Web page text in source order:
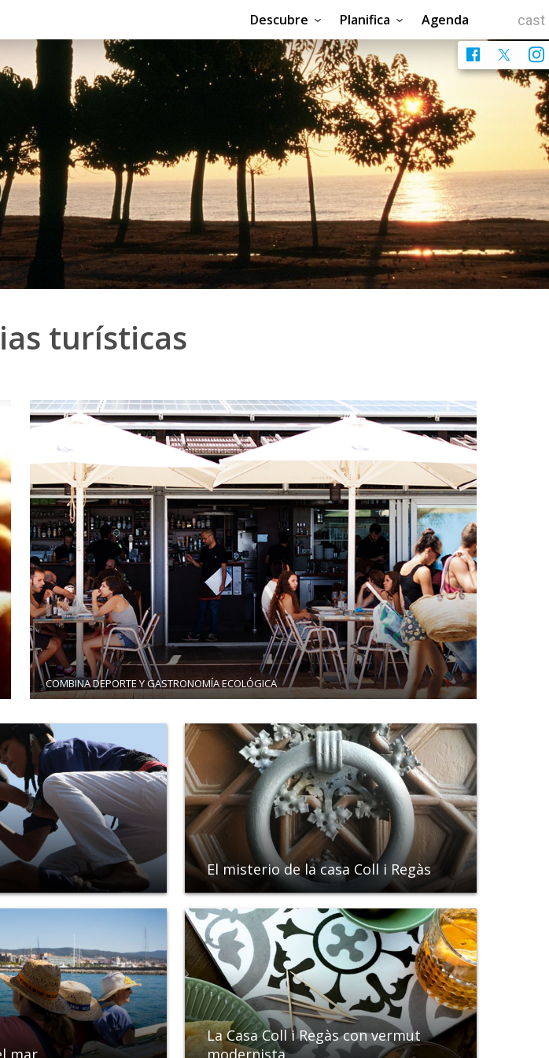
Descubre Planifica Agenda
turísticas
COMBINA DEPORTE Y GASTRONOMÍA ECOLÓGICA
El misterio de la casa Coll i Regàs
La Casa Coll i Regàs con vermut